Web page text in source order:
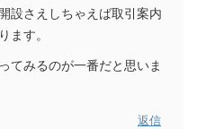
設さえしちゃえば取引案内
ます。
てみるのが一番だと思いま
返信